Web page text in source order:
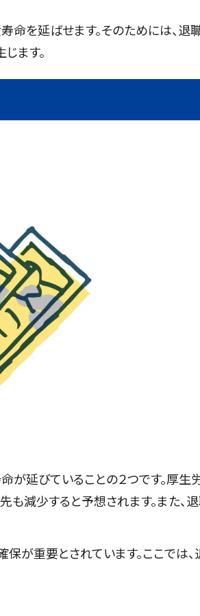
命を延ばせます。そのためには、退
ます。
が延びていることの２つです。厚生
も減少すると予想されます。また、
が重要とされています。ここでは、